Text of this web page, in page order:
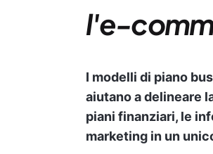
l'e-
I modelli di piano
aiutano a delineare
piani finanziari, le
marketing in un